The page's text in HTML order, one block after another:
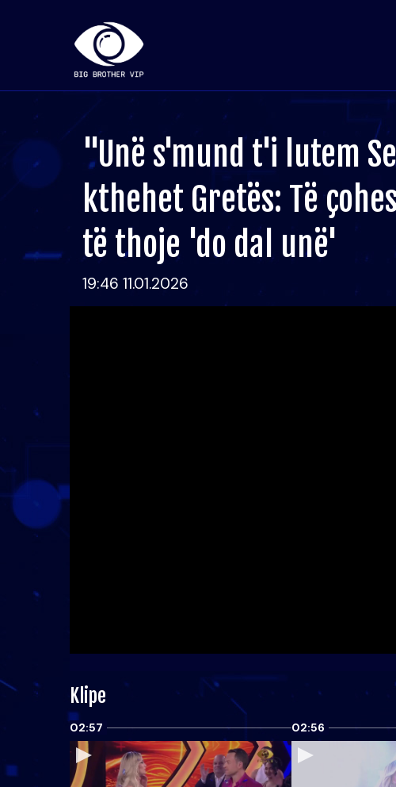
"Unë s'mund t'i lutem
kthehet Gretës: Të
të thoje 'do dal unë'
19:46 11.01.2026
Klipe
02:57 02:56